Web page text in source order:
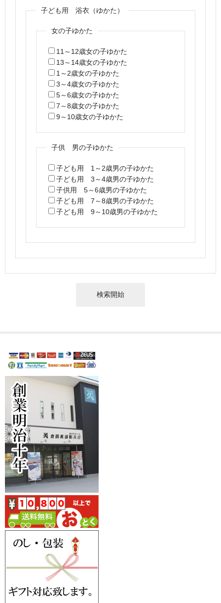
子ども用 浴衣（ゆかた）
女の子ゆかた
11～12歳女の子ゆかた
13～14歳女の子ゆかた
1～2歳女の子ゆかた
3～4歳女の子ゆかた
5～6歳女の子ゆかた
7～8歳女の子ゆかた
9～10歳女の子ゆかた
子供 男の子ゆかた
子ども用 1～2歳男の子ゆかた
子ども用 3～4歳男の子ゆかた
子供用 5～6歳男の子ゆかた
子ども用 7～8歳男の子ゆかた
子ども用 9～10歳男の子ゆかた